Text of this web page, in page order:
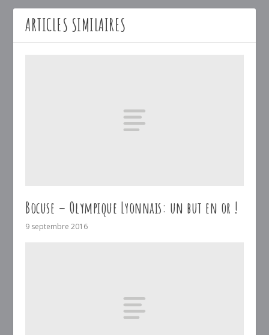
ARTICLES SIMILAIRES
Bocuse – Olympique Lyonnais: un but en or !
9 septembre 2016